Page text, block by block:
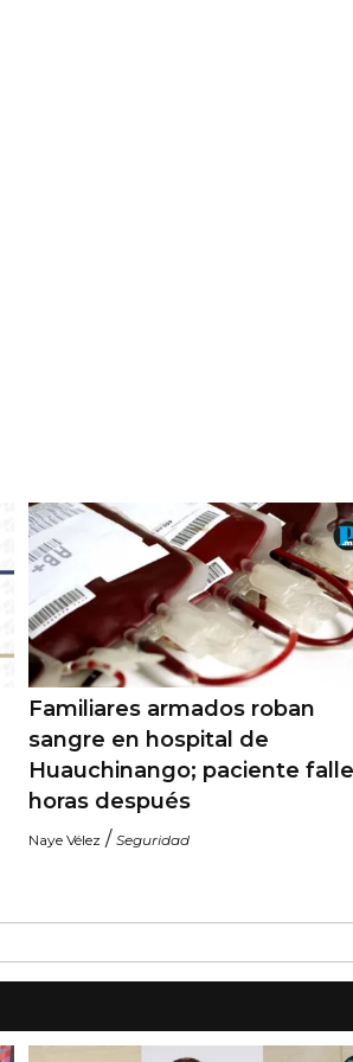
Familiares armados roban
sangre en hospital de
Huauchinango; paciente
horas después
Naye Vélez / Seguridad